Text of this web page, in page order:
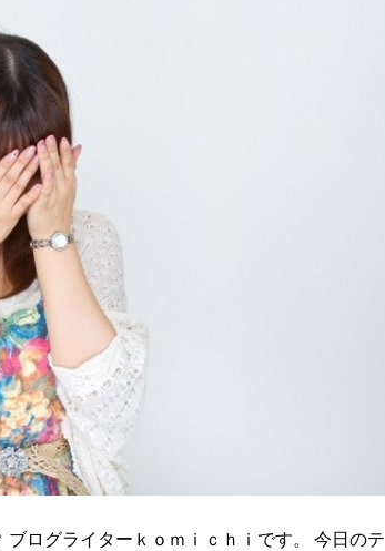
ログライターｋｏｍｉｃｈｉです。 今日のテ